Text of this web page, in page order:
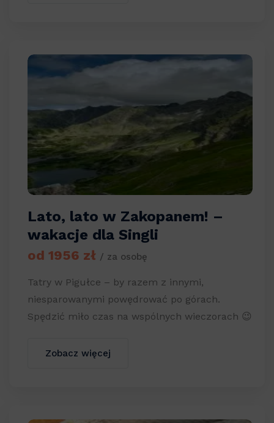
Lato, lato w Zakopanem! –
wakacje dla Singli
od 1956 zł / za osobę
Tatry w Pigułce – by razem z innymi,
niesparowanymi powędrować po górach.
Spędzić miło czas na wspólnych wieczorach 😉
Zobacz więcej